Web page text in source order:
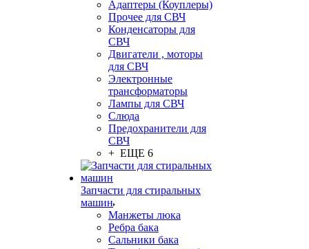
Адаптеры (Коуплеры)
Прочее для СВЧ
Конденсаторы для
СВЧ
Двигатели , моторы
для СВЧ
Электронные
трансформаторы
Лампы для СВЧ
Слюда
Предохранители для
СВЧ
+ ЕЩЕ 6
Запчасти для стиральных
машин
Манжеты люка
Ребра бака
Сальники бака